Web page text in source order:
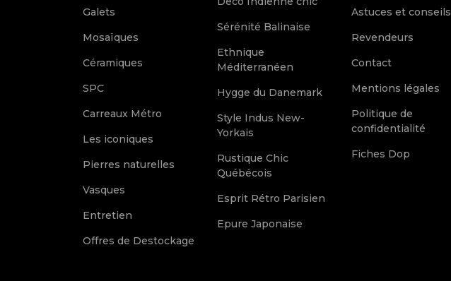
Galets
Mosaïques
Céramiques
SPC
Carreaux Métro
Les iconiques
Pierres naturelles
Vasques
Entretien
Offres de Destockage
Sérénité Balinaise
Ethnique
Méditerranéen
Hygge du Danemark
Style Indus New-
Yorkais
Rustique Chic
Québécois
Esprit Rétro Parisien
Epure Japonaise
Astuces et conseils
Revendeurs
Contact
Mentions légales
Politique de
confidentialité
Fiches Dop